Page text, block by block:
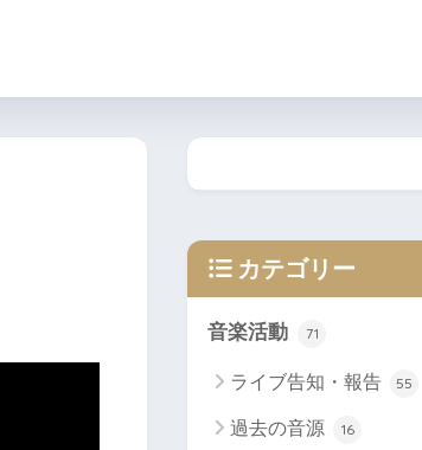
カテゴリー
音楽活動 71
ライブ告知・報告 55
過去の音源 16